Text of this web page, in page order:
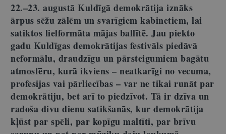
22.–23. augustā Kuldīgā demokrātija iznāks
ārpus sēžu zālēm un svarīgiem kabinetiem, lai
satiktos lielformāta mājas ballītē. Jau piekto
gadu Kuldīgas demokrātijas festivāls piedāvā
neformālu, draudzīgu un pārsteigumiem bagātu
atmosfēru, kurā ikviens – neatkarīgi no vecuma,
profesijas vai pārliecības – var ne tikai runāt par
demokrātiju, bet arī to piedzīvot. Tā ir dzīva un
radoša divu dienu satikšanās, kur demokrātija
kļūst par spēli, par kopīgu maltīti, par brīvu